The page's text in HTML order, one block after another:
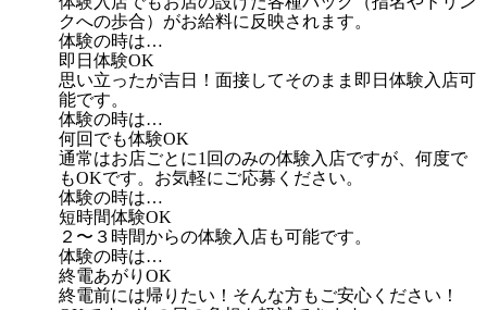
クへの歩合）がお給料に反映されます。
体験の時は…
即日体験OK
思い立ったが吉日！面接してそのまま即日体験入店可
能です。
体験の時は…
何回でも体験OK
通常はお店ごとに1回のみの体験入店ですが、何度で
もOKです。お気軽にご応募ください。
体験の時は…
短時間体験OK
２〜３時間からの体験入店も可能です。
体験の時は…
終電あがりOK
終電前には帰りたい！そんな方もご安心ください！